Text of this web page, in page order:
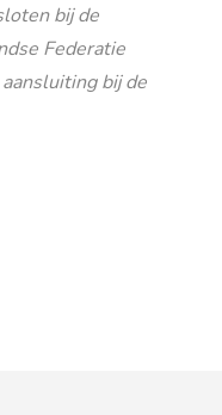
bij de
Federatie
bij de